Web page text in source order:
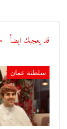
قد يعجبك ايضاً
سلطنة عمان